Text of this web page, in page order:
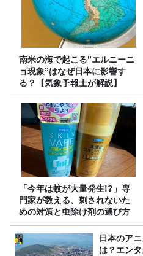
南米の海で起こる”エルニーニ
ョ現象”はなぜ日本に影響す
る？【気象予報士が解説】
「今年は蚊が大量発生!?」専
門家が教える、刺されないた
めの対策と虫除け剤の選び方
日本のア
は？エン